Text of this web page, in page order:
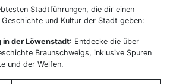
Stadtführungen, die dir einen
und Kultur der Stadt geben:
in der Löwenstadt: Entdecke die über
Braunschweigs, inklusive Spuren
und der Welfen.